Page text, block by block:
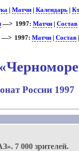
|Матчи |Календарь |
—> 1997:Матчи |Состав
—> 1997:Матчи |Состав
России 1997
7 000 зрителей.